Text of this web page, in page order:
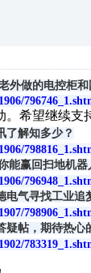
外做的电控柜
希望继续支
了解知多少？
能赢回扫地机器
电气寻找工业追
疑帖，期待热心